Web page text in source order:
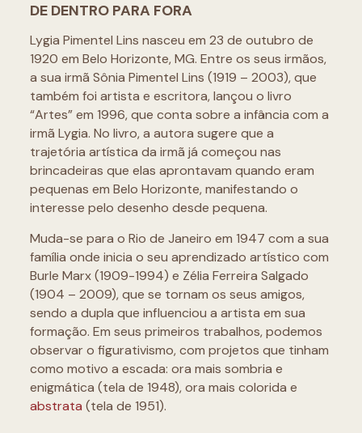
DE DENTRO PARA FORA
Lygia Pimentel Lins nasceu em 23 de outubro de
1920 em Belo Horizonte, MG. Entre os seus irmãos,
a sua irmã Sônia Pimentel Lins (1919 – 2003), que
também foi artista e escritora, lançou o livro
“Artes” em 1996, que conta sobre a infância com a
irmã Lygia. No livro, a autora sugere que a
trajetória artística da irmã já começou nas
brincadeiras que elas aprontavam quando eram
pequenas em Belo Horizonte, manifestando o
interesse pelo desenho desde pequena.
Muda-se para o Rio de Janeiro em 1947 com a sua
família onde inicia o seu aprendizado artístico com
Burle Marx (1909-1994) e Zélia Ferreira Salgado
(1904 – 2009), que se tornam os seus amigos,
sendo a dupla que influenciou a artista em sua
formação. Em seus primeiros trabalhos, podemos
observar o figurativismo, com projetos que tinham
como motivo a escada: ora mais sombria e
enigmática (tela de 1948), ora mais colorida e
abstrata (tela de 1951).